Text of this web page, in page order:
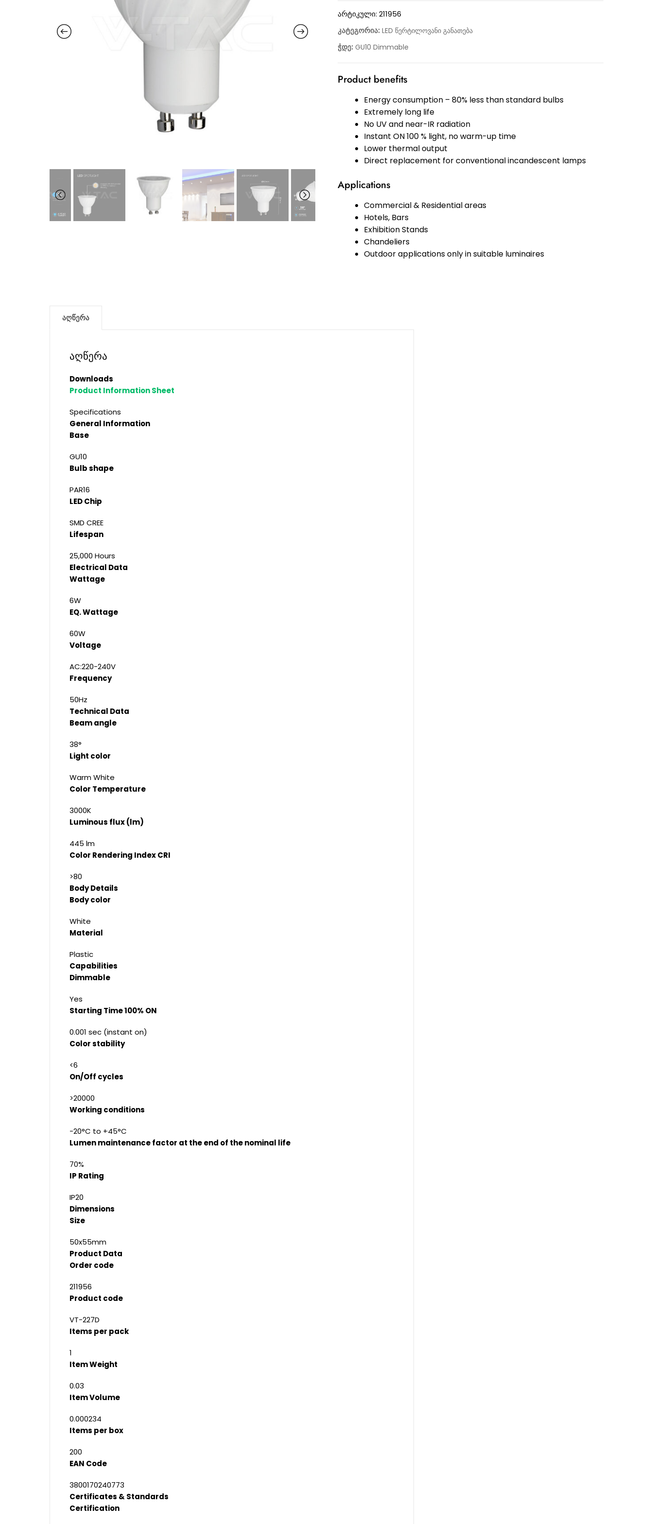
არტიკული: 211956
კატეგორია: LED წერტილოვანი განათება
ჭდე: GU10 Dimmable
Product benefits
Energy consumption – 80% less than standard bulbs
Extremely long life
No UV and near-IR radiation
Instant ON 100 % light, no warm-up time
Lower thermal output
Direct replacement for conventional incandescent lamps
Applications
Commercial & Residential areas
Hotels, Bars
Exhibition Stands
Chandeliers
Outdoor applications only in suitable luminaires
აღწერა
აღწერა
Downloads
Product Information Sheet
Specifications
General Information
Base
GU10
Bulb shape
PAR16
LED Chip
SMD CREE
Lifespan
25,000 Hours
Electrical Data
Wattage
6W
EQ. Wattage
60W
Voltage
AC:220-240V
Frequency
50Hz
Technical Data
Beam angle
38°
Light color
Warm White
Color Temperature
3000K
Luminous flux (lm)
445 lm
Color Rendering Index CRI
>80
Body Details
Body color
White
Material
Plastic
Capabilities
Dimmable
Yes
Starting Time 100% ON
0.001 sec (instant on)
Color stability
<6
On/Off cycles
>20000
Working conditions
-20°C to +45°C
Lumen maintenance factor at the end of the nominal life
70%
IP Rating
IP20
Dimensions
Size
50x55mm
Product Data
Order code
211956
Product code
VT-227D
Items per pack
1
Item Weight
0.03
Item Volume
0.000234
Items per box
200
EAN Code
3800170240773
Certificates & Standards
Certification